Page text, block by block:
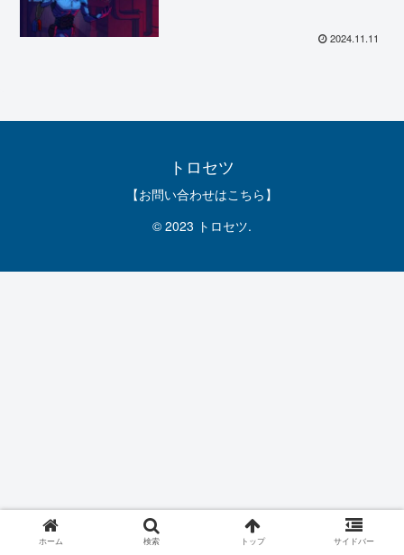
2024.11.11
トロセツ
【お問い合わせはこちら】
© 2023 トロセツ.
ホーム 検索 トップ サイドバー